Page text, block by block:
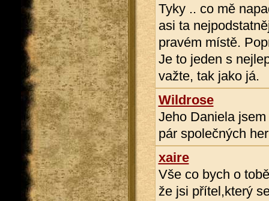
Tyky .. co mě
asi ta
pravém místě.
Je to jeden s
važte, tak jako já.
Wildrose
Jeho Daniela
pár společných
xaire
Vše co bych o
že jsi přítel,který